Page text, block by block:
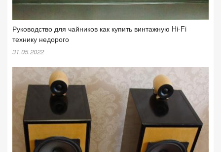
Руководство для чайников как купить винтажную Hi-Fi
технику недорого
31.05.2022